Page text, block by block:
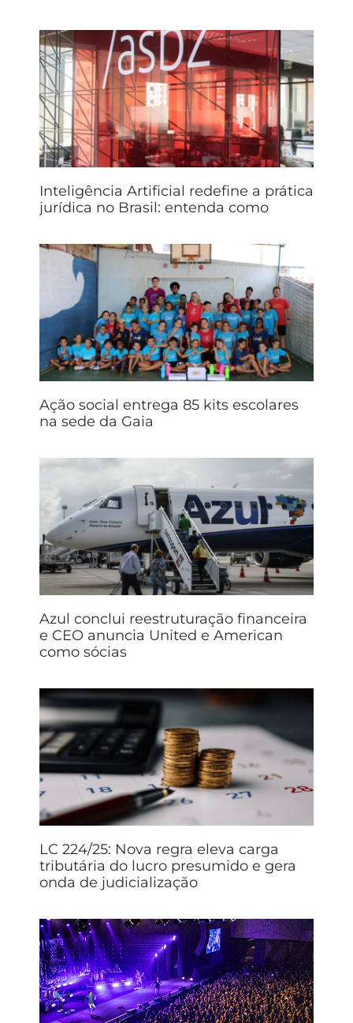
Inteligência Artificial redefine a prática
jurídica no Brasil: entenda como
Ação social entrega 85 kits escolares
na sede da Gaia
Azul conclui reestruturação financeira
e CEO anuncia United e American
como sócias
LC 224/25: Nova regra eleva carga
tributária do lucro presumido e gera
onda de judicialização